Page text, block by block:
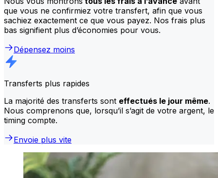
que vous ne confirmiez votre transfert, afin que vous
sachiez exactement ce que vous payez. Nos frais plus
bas signifient plus d’économies pour vous.
Dépensez moins
Transferts plus rapides
La majorité des transferts sont effectués le jour même.
Nous comprenons que, lorsqu’il s’agit de votre argent, le
timing compte.
Envoie plus vite